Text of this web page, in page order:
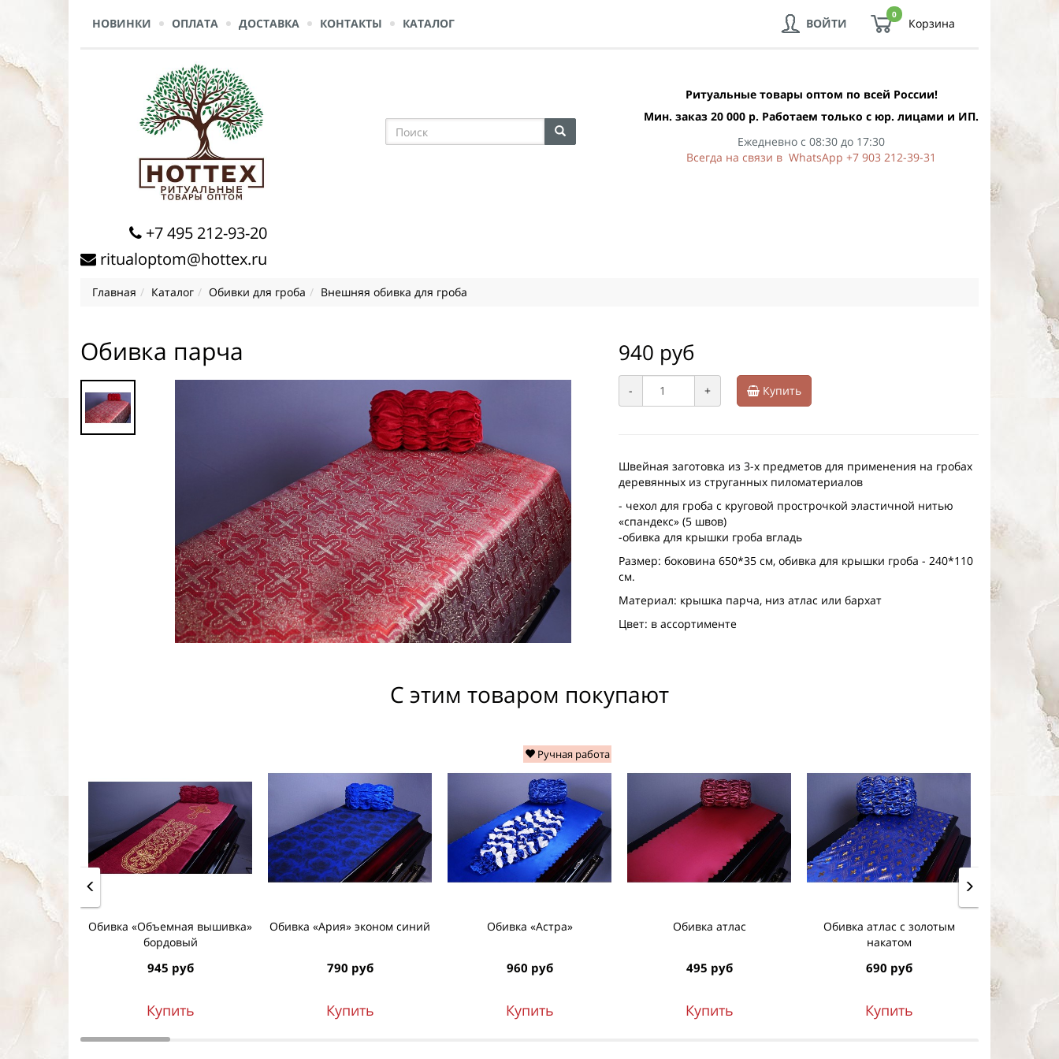
НОВИНКИ ОПЛАТА ДОСТАВКА КОНТАКТЫ КАТАЛОГ
0
Корзина
ВОЙТИ
Ритуальные товары оптом по всей России!
Мин. заказ 20 000 р. Работаем только с юр. лицами и ИП.
Ежедневно с 08:30 до 17:30
Всегда на связи в WhatsApp +7 903 212-39-31
+7 495 212-93-20
ritualoptom@hottex.ru
Главная Каталог Обивки для гроба Внешняя обивка для гроба
Обивка парча 940 руб
- + Купить
Швейная заготовка из 3-х предметов для применения на гробах
деревянных из струганных пиломатериалов
- чехол для гроба с круговой прострочкой эластичной нитью
«спандекс» (5 швов)
-обивка для крышки гроба вгладь
Размер: боковина 650*35 см, обивка для крышки гроба - 240*110
см.
Материал: крышка парча, низ атлас или бархат
Цвет: в ассортименте
С этим товаром покупают
Обивка «Объемная вышивка»
бордовый
945 руб
Купить
Обивка «Ария» эконом синий
790 руб
Купить
Ручная работа
Обивка «Астра»
960 руб
Купить
Обивка атлас
495 руб
Купить
Обивка атлас c золотым
накатом
690 руб
Купить